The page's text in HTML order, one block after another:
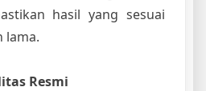
hasil yang sesuai
lama.
Resmi